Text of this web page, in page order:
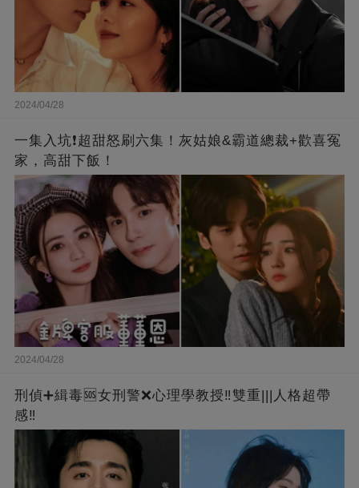
2024/04/28
一集入坑❗超甜怒刷六集！灰姑娘&霸道總裁+歡喜冤
家，高甜下飯！
2024/04/28
刑偵➕緝毒🆘女刑警❌心理學教授‼️雙重|||人格超帶
感‼️